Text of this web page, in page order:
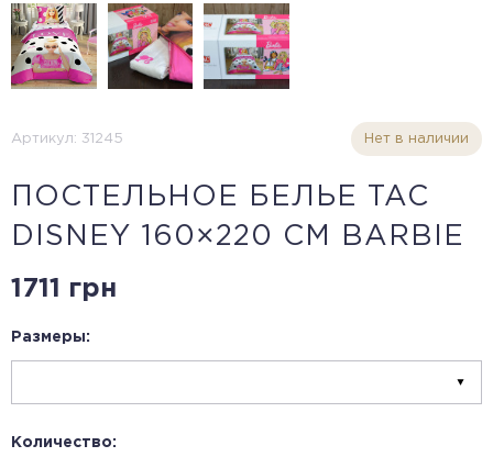
Артикул: 31245 Нет в наличии
ПОСТЕЛЬНОЕ БЕЛЬЕ TAC
DISNEY 160×220 СМ BARBIE
1711 грн
Размеры:
Количество: